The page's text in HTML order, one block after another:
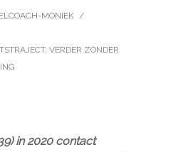
MONIEK /
, VERDER ZONDER
in 2020 contact